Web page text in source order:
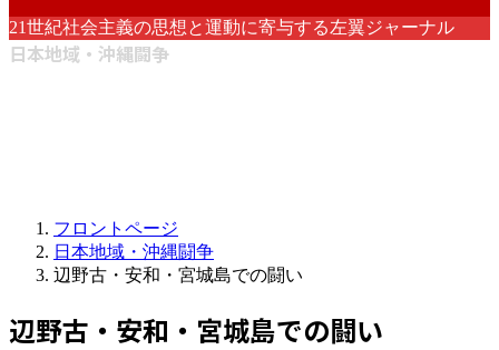
21世紀社会主義の思想と運動に寄与する左翼ジャーナル
日本地域・沖縄闘争
フロントページ
日本地域・沖縄闘争
辺野古・安和・宮城島での闘い
辺野古・安和・宮城島での闘い